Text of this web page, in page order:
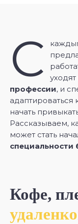
С
профессии, и
адаптироваться
начать
Рассказываем,
может стать
специальности
Кофе,